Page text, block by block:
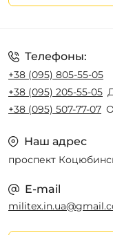
Телефоны:
+38 (095) 805-55-05
+38 (095) 205-55-05
+38 (095) 507-77-07
Наш адрес
проспект
E-mail